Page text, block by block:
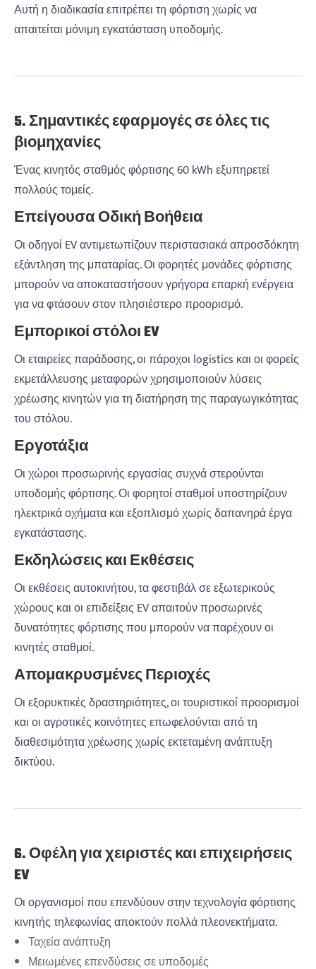
Αυτή η διαδικασία επιτρέπει τη φόρτιση χωρίς να
απαιτείται μόνιμη εγκατάσταση υποδομής.
5. Σημαντικές εφαρμογές σε όλες τις
βιομηχανίες
Ένας κινητός σταθμός φόρτισης 60 kWh εξυπηρετεί
πολλούς τομείς.
Επείγουσα Οδική Βοήθεια
Οι οδηγοί EV αντιμετωπίζουν περιστασιακά απροσδόκητη
εξάντληση της μπαταρίας. Οι φορητές μονάδες φόρτισης
μπορούν να αποκαταστήσουν γρήγορα επαρκή ενέργεια
για να φτάσουν στον πλησιέστερο προορισμό.
Εμπορικοί στόλοι EV
Οι εταιρείες παράδοσης, οι πάροχοι logistics και οι φορείς
εκμετάλλευσης μεταφορών χρησιμοποιούν λύσεις
χρέωσης κινητών για τη διατήρηση της παραγωγικότητας
του στόλου.
Εργοτάξια
Οι χώροι προσωρινής εργασίας συχνά στερούνται
υποδομής φόρτισης. Οι φορητοί σταθμοί υποστηρίζουν
ηλεκτρικά οχήματα και εξοπλισμό χωρίς δαπανηρά έργα
εγκατάστασης.
Εκδηλώσεις και Εκθέσεις
Οι εκθέσεις αυτοκινήτου, τα φεστιβάλ σε εξωτερικούς
χώρους και οι επιδείξεις EV απαιτούν προσωρινές
δυνατότητες φόρτισης που μπορούν να παρέχουν οι
κινητές σταθμοί.
Απομακρυσμένες Περιοχές
Οι εξορυκτικές δραστηριότητες, οι τουριστικοί προορισμοί
και οι αγροτικές κοινότητες επωφελούνται από τη
διαθεσιμότητα χρέωσης χωρίς εκτεταμένη ανάπτυξη
δικτύου.
6. Οφέλη για χειριστές και επιχειρήσεις
EV
Οι οργανισμοί που επενδύουν στην τεχνολογία φόρτισης
κινητής τηλεφωνίας αποκτούν πολλά πλεονεκτήματα.
Ταχεία ανάπτυξη
Μειωμένες επενδύσεις σε υποδομές